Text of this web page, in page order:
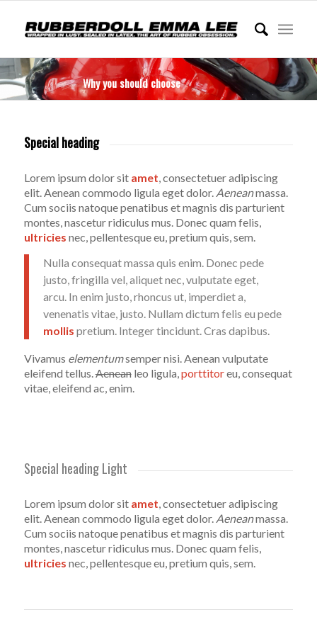
Why you should choose
Special heading
Lorem ipsum dolor sit amet, consectetuer adipiscing
elit. Aenean commodo ligula eget dolor. Aeneanmassa.
Cum sociis natoque penatibus et magnis dis parturient
montes, nascetur ridiculus mus. Donec quam felis,
ultricies nec, pellentesque eu, pretium quis, sem.
Nulla consequat massa quis enim. Donec pede
justo, fringilla vel, aliquet nec, vulputate eget,
arcu. In enim justo, rhoncus ut, imperdiet a,
venenatis vitae, justo. Nullam dictum felis eu pede
mollis pretium. Integer tincidunt. Cras dapibus.
Vivamus elementumsemper nisi. Aenean vulputate
eleifend tellus.Aeneanleo ligula,porttitoreu, consequat
vitae, eleifend ac, enim.
Special heading Light
Lorem ipsum dolor sit amet , consectetuer adipiscing
elit. Aenean commodo ligula eget dolor. Aeneanmassa.
Cum sociis natoque penatibus et magnis dis parturient
montes, nascetur ridiculus mus. Donec quam felis,
ultricies nec, pellentesque eu, pretium quis, sem.